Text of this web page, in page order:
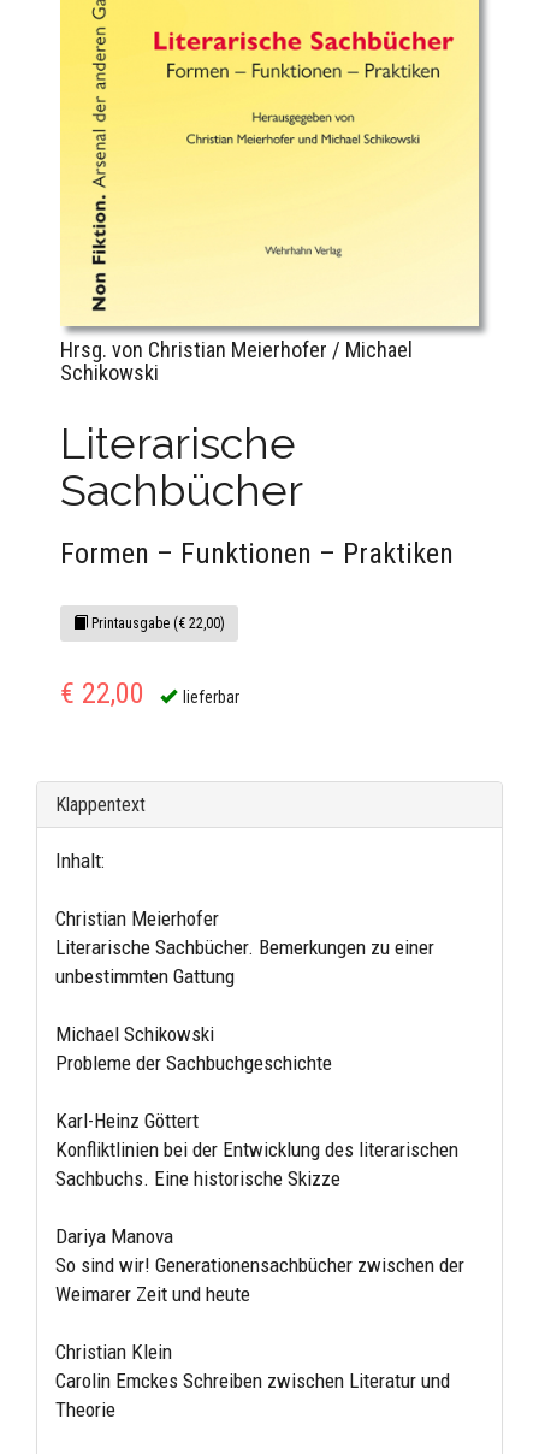
Hrsg. von Christian Meierhofer / Michael
Schikowski
Literarische
Sachbücher
Formen – Funktionen – Praktiken
Printausgabe (€ 22,00)
€ 22,00 lieferbar
Klappentext
Inhalt:
Christian Meierhofer
Literarische Sachbücher. Bemerkungen zu einer
unbestimmten Gattung
Michael Schikowski
Probleme der Sachbuchgeschichte
Karl-Heinz Göttert
Konfliktlinien bei der Entwicklung des literarischen
Sachbuchs. Eine historische Skizze
Dariya Manova
So sind wir! Generationensachbücher zwischen der
Weimarer Zeit und heute
Christian Klein
Carolin Emckes Schreiben zwischen Literatur und
Theorie